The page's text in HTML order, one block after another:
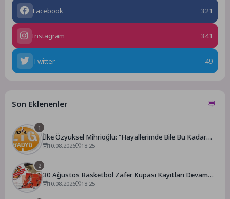
Facebook 321
Instagram 341
Twitter 49
Son Eklenenler
1
İlke Özyüksel Mihrioğlu: “Hayallerimde Bile Bu Kadar
Mükemmel Değildi”
10.08.2026 18:25
2
30 Ağustos Basketbol Zafer Kupası Kayıtları Devam
Ediyor
10.08.2026 18:25